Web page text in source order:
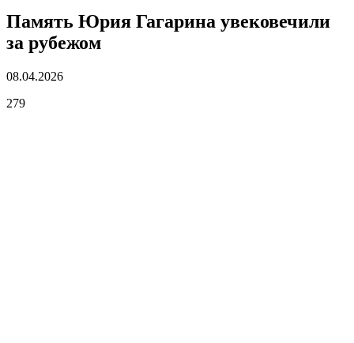
Память Юрия Гагарина увековечили
за рубежом
08.04.2026
279